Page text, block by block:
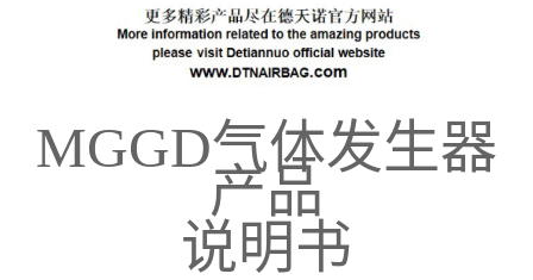
MGGD气体发生器
产品
说明书